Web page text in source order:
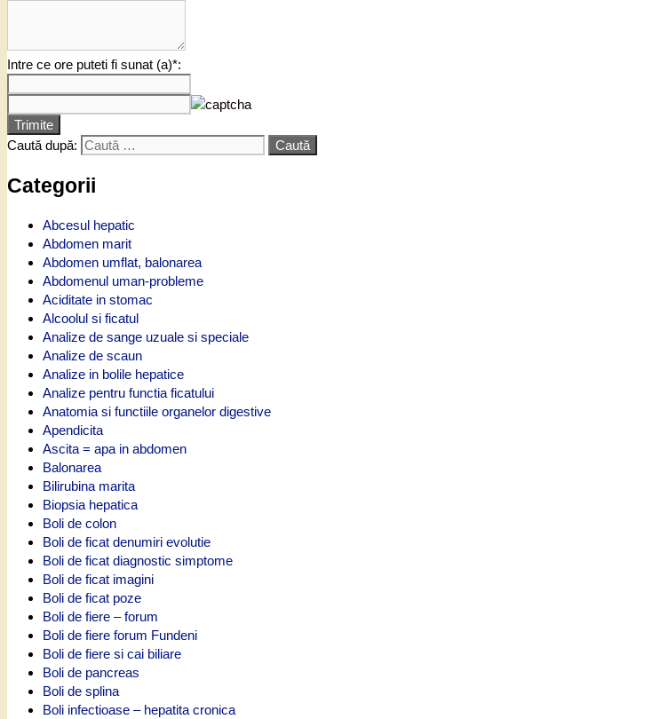
Intre ce ore puteti fi sunat (a)*:
Trimite
Caută după:
Categorii
Abcesul hepatic
Abdomen marit
Abdomen umflat, balonarea
Abdomenul uman-probleme
Aciditate in stomac
Alcoolul si ficatul
Analize de sange uzuale si speciale
Analize de scaun
Analize in bolile hepatice
Analize pentru functia ficatului
Anatomia si functiile organelor digestive
Apendicita
Ascita = apa in abdomen
Balonarea
Bilirubina marita
Biopsia hepatica
Boli de colon
Boli de ficat denumiri evolutie
Boli de ficat diagnostic simptome
Boli de ficat imagini
Boli de ficat poze
Boli de fiere – forum
Boli de fiere forum Fundeni
Boli de fiere si cai biliare
Boli de pancreas
Boli de splina
Boli infectioase – hepatita cronica